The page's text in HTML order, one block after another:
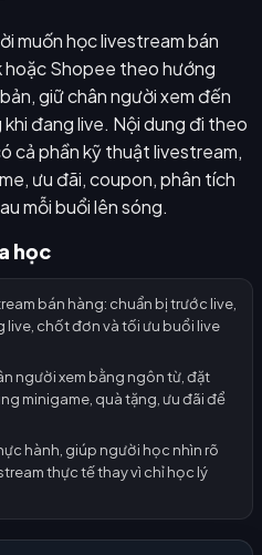
muốn học livestream bán
hoặc Shopee theo hướng
giữ chân người xem đến
đang live. Nội dung đi theo
cả phần kỹ thuật livestream,
ưu đãi, coupon, phân tích
mỗi buổi lên sóng.
học
bán hàng: chuẩn bị trước live,
live, chốt đơn và tối ưu buổi live
người xem bằng ngôn từ, đặt
minigame, quà tặng, ưu đãi để
hành, giúp người học nhìn rõ
thực tế thay vì chỉ học lý